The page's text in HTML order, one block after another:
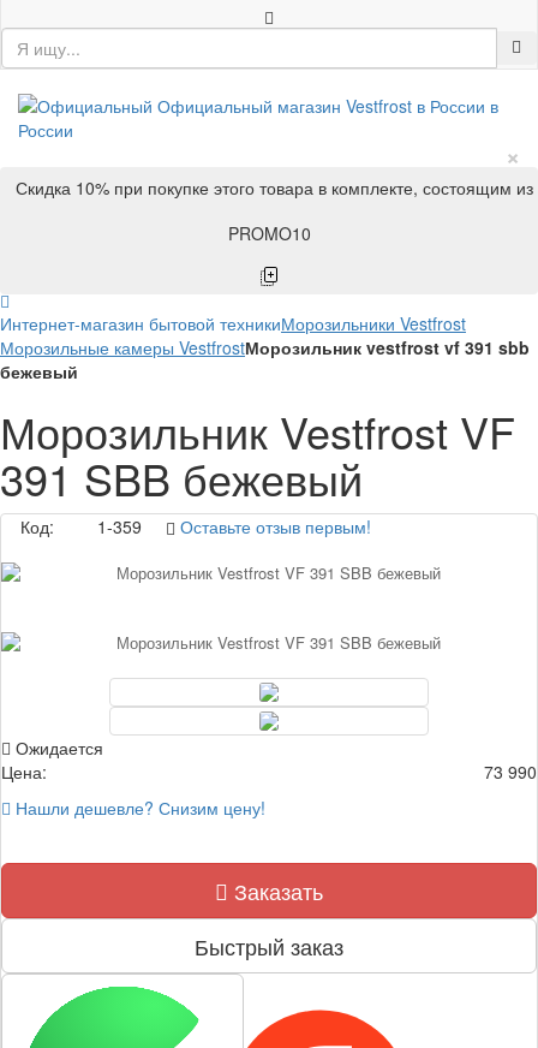
×
Скидка 10% при покупке этого товара в комплекте, состоящим
PROMO10
Интернет-магазин бытовой техникиМорозильники Vestfrost
Морозильные камеры VestfrostМорозильник vestfrost vf 391 sbb
бежевый
Морозильник Vestfrost VF
391 SBB бежевый
Код: 1-359 Оставьте отзыв первым!
Ожидается
Цена:
73 990
Нашли дешевле? Снизим цену!
Заказать
Быстрый заказ